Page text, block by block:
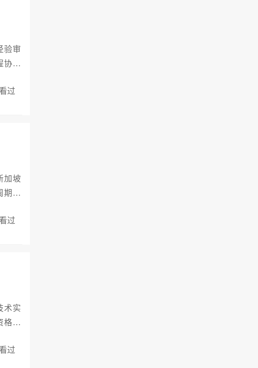
验审
协助
过
加坡
期约
过
术实
格预
过